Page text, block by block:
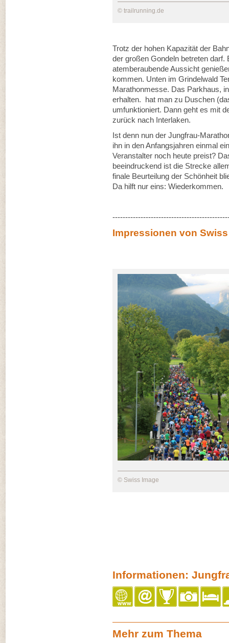
© trailrunning.de
Trotz der hohen Kapazität der
der großen Gondeln betreten
atemberaubende Aussicht
kommen. Unten im Grindelwald
Marathonmesse. Das Parkhaus,
erhalten. hat man zu Duschen
umfunktioniert. Dann geht es mit
zurück nach Interlaken.
Ist denn nun der Jungfrau-
ihn in den Anfangsjahren einmal
Veranstalter noch heute preist?
beeindruckend ist die Strecke
finale Beurteilung der Schönheit
Da hilft nur eins: Wiederkommen.
Impressionen von
© Swiss Image
Informationen:
Mehr zum Thema